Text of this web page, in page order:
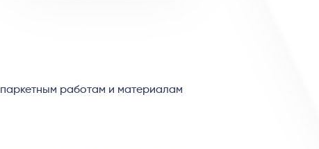
работам и материалам